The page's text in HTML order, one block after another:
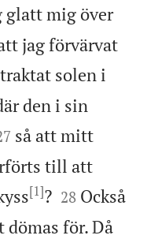
glatt mig över
jag förvärvat
solen i
den i sin
så att mitt
till att
[1]?
28 Också
dömas för. Då